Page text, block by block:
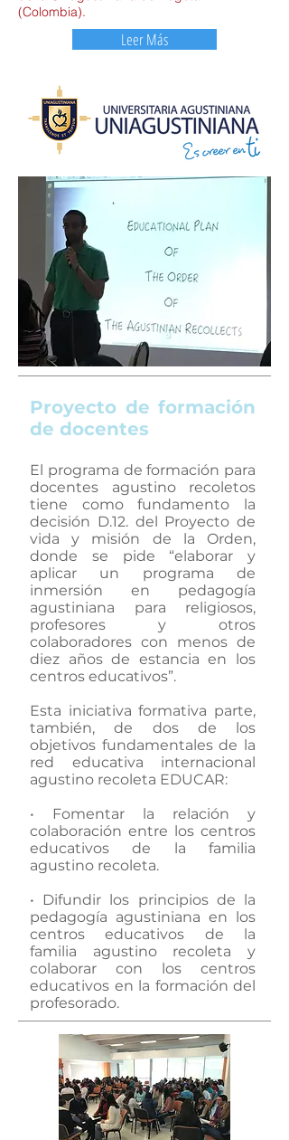
(Colombia).
Leer Más
Proyecto de formación
de docentes
El programa de formación para
docentes agustino recoletos
tiene como fundamento la
decisión D.12. del Proyecto de
vida y misión de la Orden,
donde se pide “elaborar y
aplicar un programa de
inmersión en pedagogía
agustiniana para religiosos,
profesores y otros
colaboradores con menos de
diez años de estancia en los
centros educativos”.
Esta iniciativa formativa parte,
también, de dos de los
objetivos fundamentales de la
red educativa internacional
agustino recoleta EDUCAR:
• Fomentar la relación y
colaboración entre los centros
educativos de la familia
agustino recoleta.
• Difundir los principios de la
pedagogía agustiniana en los
centros educativos de la
familia agustino recoleta y
colaborar con los centros
educativos en la formación del
profesorado.